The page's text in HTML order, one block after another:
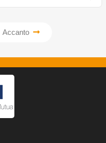
Accanto